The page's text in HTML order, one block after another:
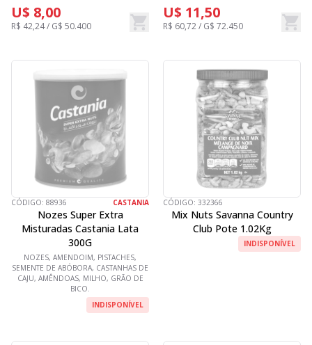
U$ 8,00
R$ 42,24 / G$ 50.400
U$ 11,50
R$ 60,72 / G$ 72.450
CÓDIGO: 88936 CASTANIA
Nozes Super Extra
Misturadas Castania Lata
300G
NOZES, AMENDOIM, PISTACHES,
SEMENTE DE ABÓBORA, CASTANHAS DE
CAJU, AMÊNDOAS, MILHO, GRÃO DE
BICO.
INDISPONÍVEL
CÓDIGO: 332366
Mix Nuts Savanna Country
Club Pote 1.02Kg
INDISPONÍVEL